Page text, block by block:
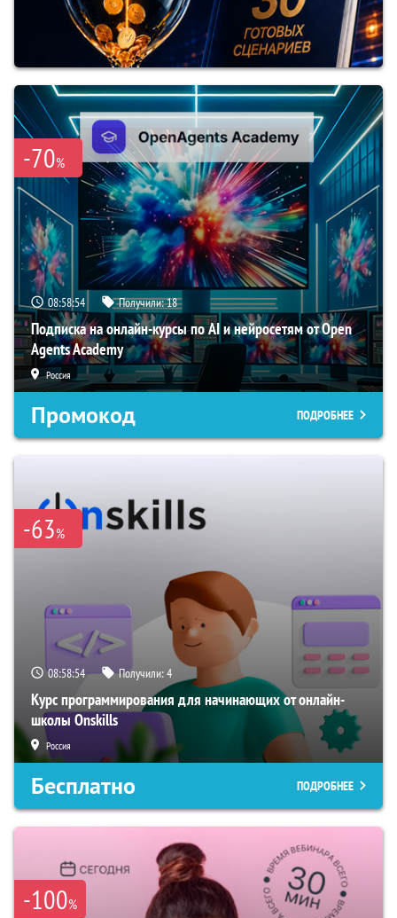
-70%
08:58:53 Получили:18
Подписка на онлайн-курсы по AI и нейросетям от Open
Agents Academy
Россия
Промокод ПОДРОБНЕЕ
-63%
08:58:53 Получили:4
Курс программирования для начинающих от онлайн-
школы Onskills
Россия
Бесплатно ПОДРОБНЕЕ
-100%